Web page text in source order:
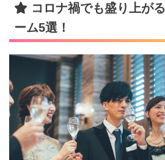
コロナ禍でも盛り上が
ーム5選！